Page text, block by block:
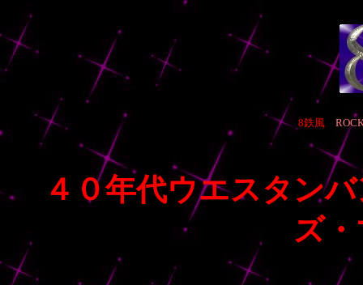
8鉄風
４０年代ウエスタン
ズ